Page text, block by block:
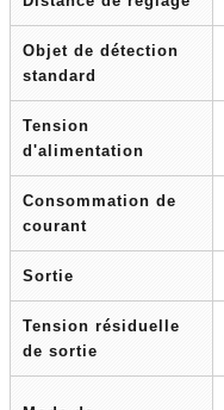
Objet de détection
standard
Tension
d'alimentation
Consommation de
courant
Sortie
Tension résiduelle
de sortie